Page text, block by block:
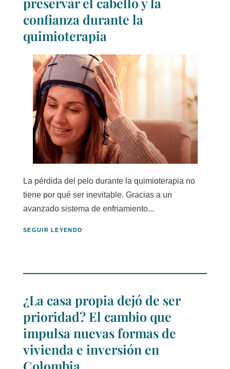
confianza durante la
quimioterapia
La pérdida del pelo durante la quimioterapia no
tiene por qué ser inevitable. Gracias a un
avanzado sistema de enfriamiento...
SEGUIR LEYENDO
¿La casa propia dejó de ser
prioridad? El cambio que
impulsa nuevas formas de
vivienda e inversión en